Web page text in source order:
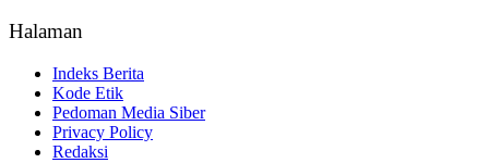
Halaman
Indeks Berita
Kode Etik
Pedoman Media Siber
Privacy Policy
Redaksi